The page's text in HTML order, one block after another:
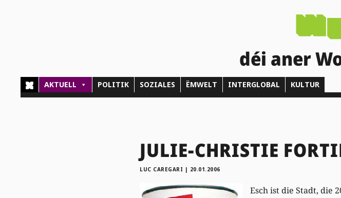
déi aner
AKTUELL POLITIK SOZIALES ËMWELT INTERGLOBAL KULTUR
JULIE-CHRISTIE
LUC CAREGARI | 20.01.2006
Esch ist die Stadt, die